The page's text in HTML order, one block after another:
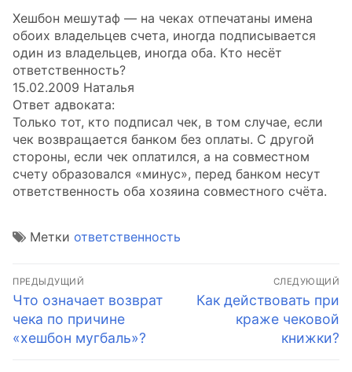
Хешбон мешутаф — на чеках отпечатаны имена
обоих владельцев счета, иногда подписывается
один из владельцев, иногда оба. Кто несёт
ответственность?
15.02.2009 Наталья
Ответ адвоката:
Только тот, кто подписал чек, в том случае, если
чек возвращается банком без оплаты. С другой
стороны, если чек оплатился, а на совместном
счету образовался «минус», перед банком несут
ответственность оба хозяина совместного счёта.
Метки ответственность
Навигация
по
записям
ПРЕДЫДУЩИЙ
Предыдущая
запись:
Что означает возврат
чека по причине
«хешбон мугбаль»?
СЛЕДУЮЩИЙ
Следующая
запись:
Как действовать при
краже чековой
книжки?